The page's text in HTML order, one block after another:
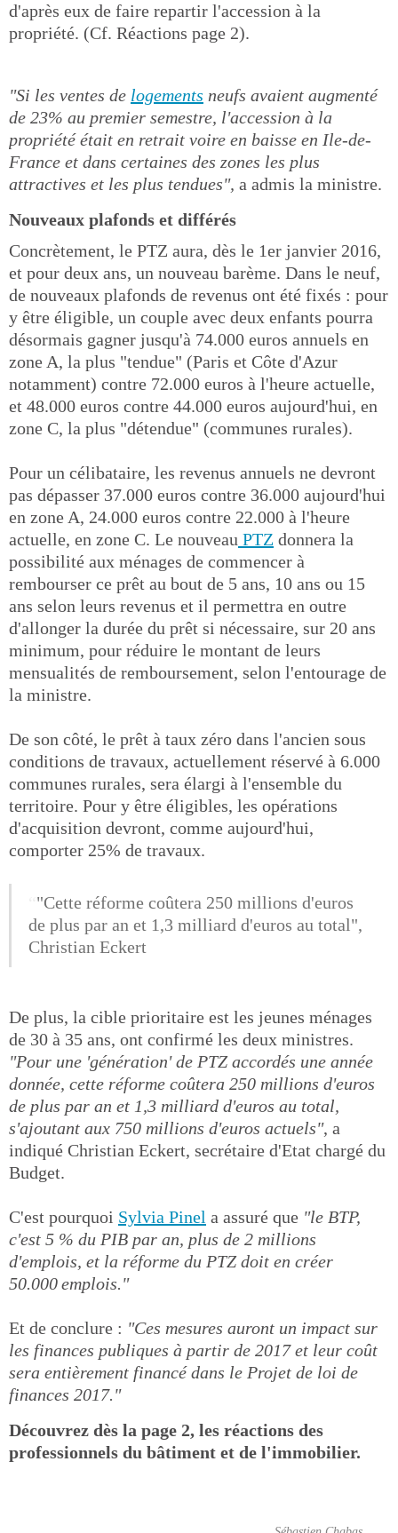
d'après eux de faire repartir l'accession à la
propriété. (Cf. Réactions page 2).
"Si les ventes de logements neufs avaient augmenté
de 23% au premier semestre, l'accession à la
propriété était en retrait voire en baisse en Ile-de-
France et dans certaines des zones les plus
attractives et les plus tendues", a admis la ministre.
Nouveaux plafonds et différés
Concrètement, le PTZ aura, dès le 1er janvier 2016,
et pour deux ans, un nouveau barème. Dans le neuf,
de nouveaux plafonds de revenus ont été fixés : pour
y être éligible, un couple avec deux enfants pourra
désormais gagner jusqu'à 74.000 euros annuels en
zone A, la plus "tendue" (Paris et Côte d'Azur
notamment) contre 72.000 euros à l'heure actuelle,
et 48.000 euros contre 44.000 euros aujourd'hui, en
zone C, la plus "détendue" (communes rurales).
Pour un célibataire, les revenus annuels ne devront
pas dépasser 37.000 euros contre 36.000 aujourd'hui
en zone A, 24.000 euros contre 22.000 à l'heure
actuelle, en zone C. Le nouveau PTZ donnera la
possibilité aux ménages de commencer à
rembourser ce prêt au bout de 5 ans, 10 ans ou 15
ans selon leurs revenus et il permettra en outre
d'allonger la durée du prêt si nécessaire, sur 20 ans
minimum, pour réduire le montant de leurs
mensualités de remboursement, selon l'entourage de
la ministre.
De son côté, le prêt à taux zéro dans l'ancien sous
conditions de travaux, actuellement réservé à 6.000
communes rurales, sera élargi à l'ensemble du
territoire. Pour y être éligibles, les opérations
d'acquisition devront, comme aujourd'hui,
comporter 25% de travaux.
"Cette réforme coûtera 250 millions d'euros
de plus par an et 1,3 milliard d'euros au total",
Christian Eckert
De plus, la cible prioritaire est les jeunes ménages
de 30 à 35 ans, ont confirmé les deux ministres.
"Pour une 'génération' de PTZ accordés une année
donnée, cette réforme coûtera 250 millions d'euros
de plus par an et 1,3 milliard d'euros au total,
s'ajoutant aux 750 millions d'euros actuels", a
indiqué Christian Eckert, secrétaire d'Etat chargé du
Budget.
C'est pourquoi Sylvia Pinel a assuré que "le BTP,
c'est 5 % du PIB par an, plus de 2 millions
d'emplois, et la réforme du PTZ doit en créer
50.000 emplois."
Et de conclure : "Ces mesures auront un impact sur
les finances publiques à partir de 2017 et leur coût
sera entièrement financé dans le Projet de loi de
finances 2017."
Découvrez dès la page 2, les réactions des
professionnels du bâtiment et de l'immobilier.